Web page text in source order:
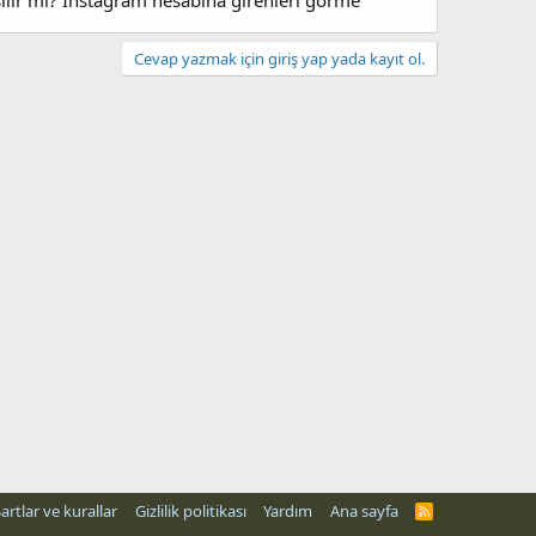
Cevap yazmak için giriş yap yada kayıt ol.
ve kurallar Gizlilik politikası Yardım Ana sayfa
R